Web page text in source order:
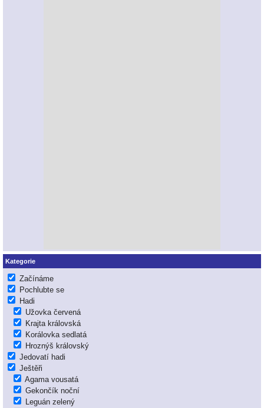
Kategorie
Začínáme
Pochlubte se
Hadi
Užovka červená
Krajta královská
Korálovka sedlatá
Hroznýš královský
Jedovatí hadi
Ještěři
Agama vousatá
Gekončík noční
Leguán zelený